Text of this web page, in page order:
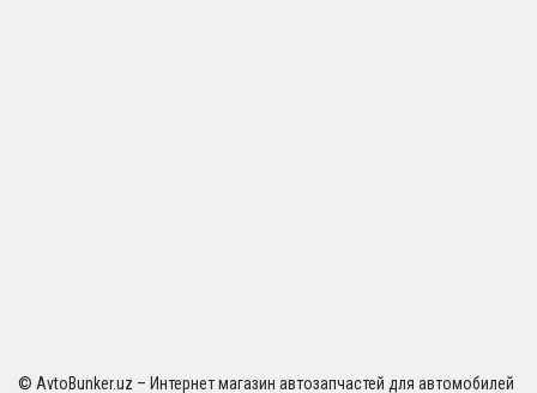
© AvtoBunker.uz – Интернет магазин автозапчастей для автомобилей